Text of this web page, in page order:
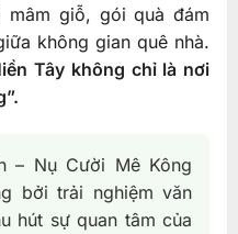
giỗ, gói quà đám
không gian quê nhà.
Tây không chỉ là nơi
– Nụ Cười Mê Kông
bởi trải nghiệm văn
hút sự quan tâm của